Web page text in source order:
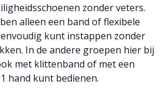
zonder veters.
alleen een band of flexibele
kunt instappen zonder
In de andere groepen hier bij
met klittenband of met een
hand kunt bedienen.